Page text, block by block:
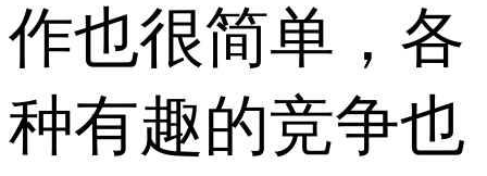
作也很简单，各
种有趣的竞争也